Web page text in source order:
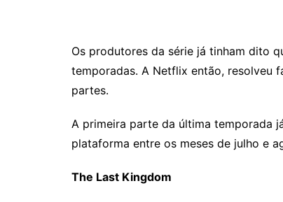
Os produtores da série já tinham dito
temporadas. A Netflix então, resolveu
partes.
A primeira parte da última temporada
plataforma entre os meses de julho e
The Last Kingdom